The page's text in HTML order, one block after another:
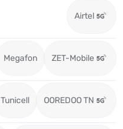
Airtel
Megafon ZET-Mobile
Tunicell OOREDOO TN